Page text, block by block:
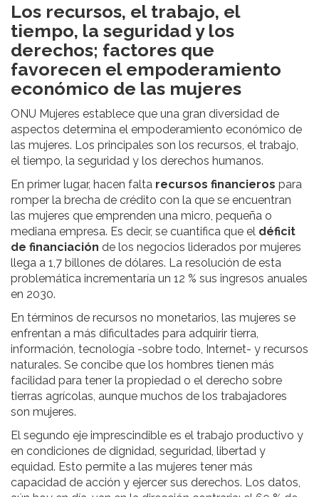
Los recursos, el trabajo, el
tiempo, la seguridad y los
derechos; factores que
favorecen el empoderamiento
económico de las mujeres
ONU Mujeres establece que una gran diversidad de
aspectos determina el empoderamiento económico de
las mujeres. Los principales son los recursos, el trabajo,
el tiempo, la seguridad y los derechos humanos.
En primer lugar, hacen falta recursos financieros para
romper la brecha de crédito con la que se encuentran
las mujeres que emprenden una micro, pequeña o
mediana empresa. Es decir, se cuantifica que el déficit
de financiación de los negocios liderados por mujeres
llega a 1,7 billones de dólares. La resolución de esta
problemática incrementaría un 12 % sus ingresos anuales
en 2030.
En términos de recursos no monetarios, las mujeres se
enfrentan a más dificultades para adquirir tierra,
información, tecnología -sobre todo, Internet- y recursos
naturales. Se concibe que los hombres tienen más
facilidad para tener la propiedad o el derecho sobre
tierras agrícolas, aunque muchos de los trabajadores
son mujeres.
El segundo eje imprescindible es el trabajo productivo y
en condiciones de dignidad, seguridad, libertad y
equidad. Esto permite a las mujeres tener más
capacidad de acción y ejercer sus derechos. Los datos,